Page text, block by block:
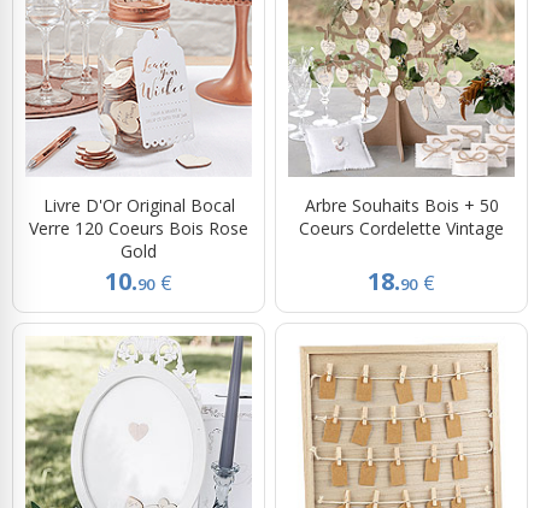
Livre D'Or Original Bocal
Verre 120 Coeurs Bois Rose
Gold
10.90 €
Arbre Souhaits Bois + 50
Coeurs Cordelette Vintage
18.90 €